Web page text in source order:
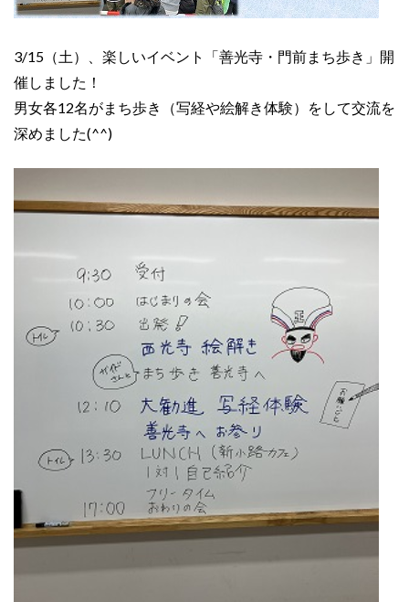
3/15（土）、楽しいイベント「善光寺・門前まち歩き」開
催しました！
男女各12名がまち歩き（写経や絵解き体験）をして交流を
深めました(^^)